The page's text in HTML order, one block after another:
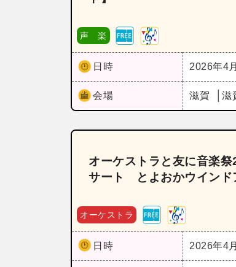
声 楽
日時 2026年4
会場 滋賀 滋
オーケストラと友に音楽
サート とよおかウインド
オーケストラ
日時 2026年4